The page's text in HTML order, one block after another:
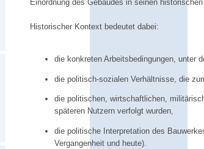
Einordnung des Gebäudes in seinen
Historischer Kontext bedeutet dabei:
die konkreten Arbeitsbedingungen, unter
die politisch-sozialen Verhältnisse, die
die politischen, wirtschaftlichen,
späteren Nutzern verfolgt wurden,
die politische Interpretation des
Vergangenheit und heute).